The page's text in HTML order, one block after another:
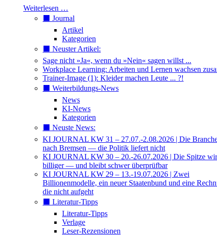
Weiterlesen …
⬛️ Journal
Artikel
Kategorien
⬛️ Neuster Artikel:
Sage nicht »Ja«, wenn du »Nein« sagen willst ...
Workplace Learning: Arbeiten und Lernen wachsen
Trainer-Image (1): Kleider machen Leute ... ?!
⬛️ Weiterbildungs-News
News
KI-News
Kategorien
⬛️ Neuste News:
KI JOURNAL KW 31 – 27.07.-2.08.2026 | Die
nach Bremsen — die Politik liefert nicht
KI JOURNAL KW 30 – 20.-26.07.2026 | Die Spitze
billiger — und bleibt schwer überprüfbar
KI JOURNAL KW 29 – 13.-19.07.2026 | Zwei
Billionenmodelle, ein neuer Staatenbund und eine
die nicht aufgeht
⬛️ Literatur-Tipps
Literatur-Tipps
Verlage
Leser-Rezensionen